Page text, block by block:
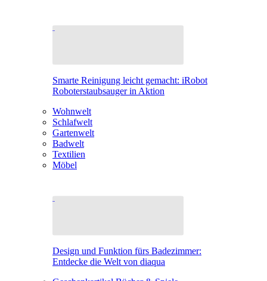
Smarte Reinigung leicht gemacht: iRobot
Roboterstaubsauger in Aktion
Wohnwelt
Schlafwelt
Gartenwelt
Badwelt
Textilien
Möbel
Design und Funktion fürs Badezimmer:
Entdecke die Welt von diaqua